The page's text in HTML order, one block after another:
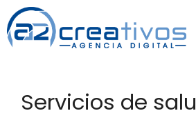
Saltar
al
contenido
Servicios de